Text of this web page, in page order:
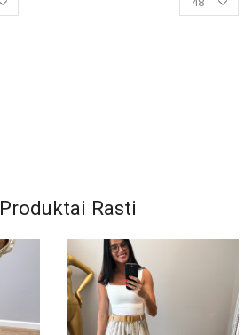
per
Produktai Rasti